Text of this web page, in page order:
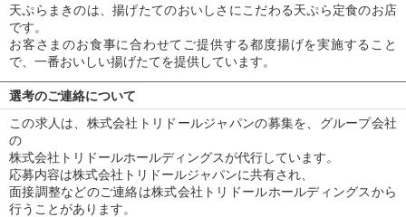
天ぷらまきのは、揚げたてのおいしさにこだわる天ぷら定食のお店
です。
お客さまのお食事に合わせてご提供する都度揚げを実施すること
で、一番おいしい揚げたてを提供しています。
選考のご連絡について
この求人は、株式会社トリドールジャパンの募集を、グループ会社
の
株式会社トリドールホールディングスが代行しています。
応募内容は株式会社トリドールジャパンに共有され、
面接調整などのご連絡は株式会社トリドールホールディングスから
行うことがあります。